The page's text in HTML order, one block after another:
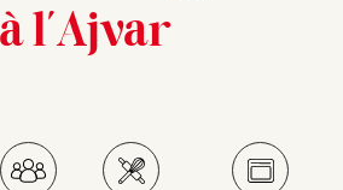
à l'Ajvar